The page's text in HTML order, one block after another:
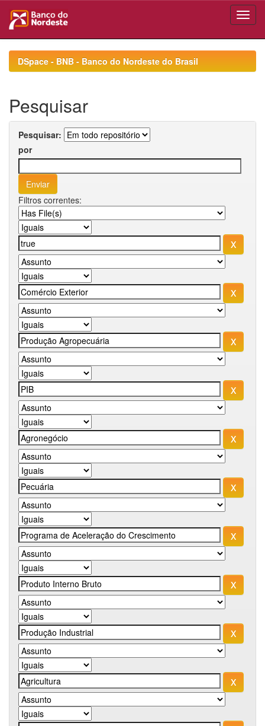
navigationDSpace - BNB - Banco do Nordeste do Brasil
Pesquisar
Pesquisar:
por
Filtros correntes: